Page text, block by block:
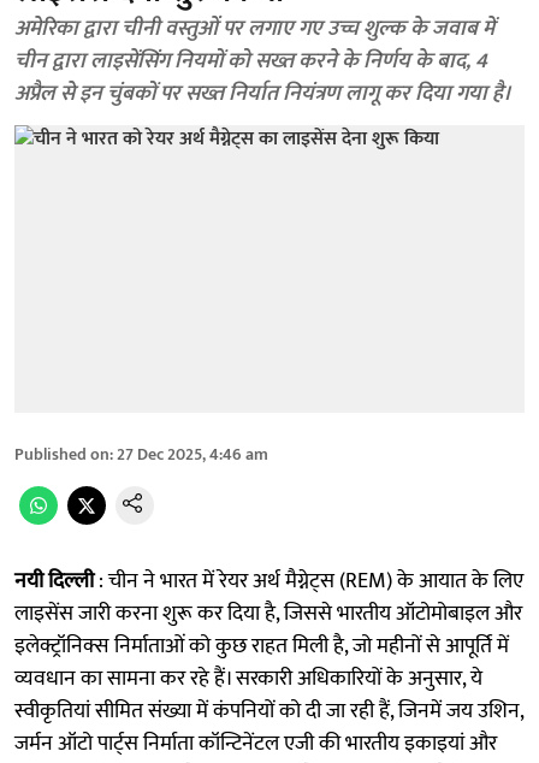
अमेरिका द्वारा चीनी वस्तुओं पर लगाए गए उच्च शुल्क के जवाब में
चीन द्वारा लाइसेंसिंग नियमों को सख्त करने के निर्णय के बाद, 4
अप्रैल से इन चुंबकों पर सख्त निर्यात नियंत्रण लागू कर दिया गया है।
Published on:27 Dec 2025, 4:46 am
नयी दिल्ली: चीन ने भारत में रेयर अर्थ मैग्नेट्स (REM) के आयात के लिए
लाइसेंस जारी करना शुरू कर दिया है, जिससे भारतीय ऑटोमोबाइल और
इलेक्ट्रॉनिक्स निर्माताओं को कुछ राहत मिली है, जो महीनों से आपूर्ति में
व्यवधान का सामना कर रहे हैं। सरकारी अधिकारियों के अनुसार, ये
स्वीकृतियां सीमित संख्या में कंपनियों को दी जा रही हैं, जिनमें जय उशिन,
जर्मन ऑटो पार्ट्स निर्माता कॉन्टिनेंटल एजी की भारतीय इकाइयां और